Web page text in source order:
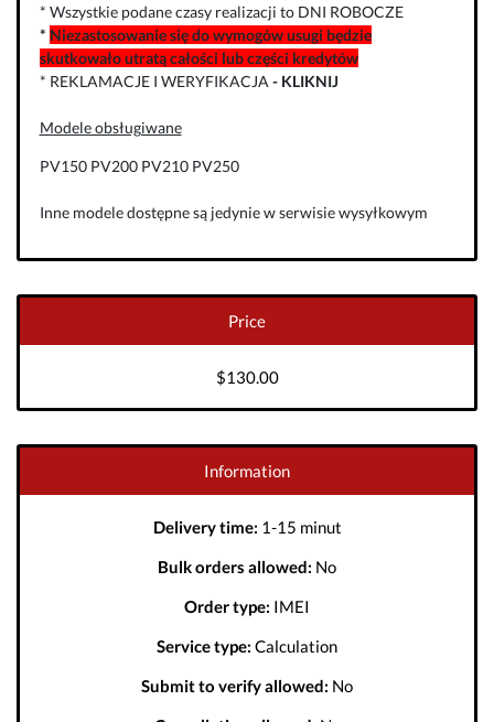
* Wszystkie podane czasy realizacji to DNI ROBOCZE
* Niezastosowanie się do wymogów usugi będzie
skutkowało utratą całości lub części kredytów
* REKLAMACJE I WERYFIKACJA - KLIKNIJ
Modele obsługiwane
PV150 PV200 PV210 PV250
Inne modele dostępne są jedynie w serwisie wysyłkowym
Price
$130.00
Information
Delivery time: 1-15 minut
Bulk orders allowed: No
Order type: IMEI
Service type: Calculation
Submit to verify allowed: No